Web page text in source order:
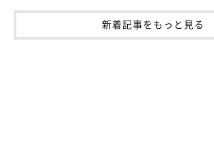
新着記事をもっと見る